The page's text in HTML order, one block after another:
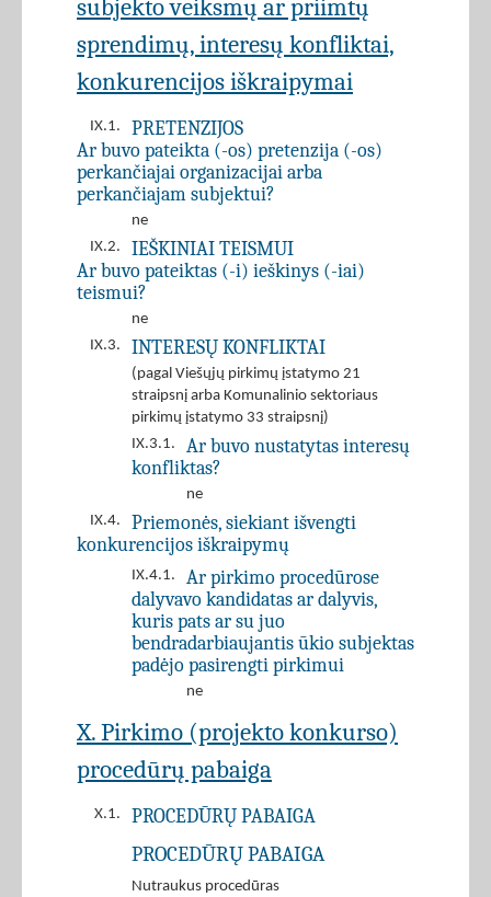
subjekto veiksmų ar priimtų
sprendimų, interesų konfliktai,
konkurencijos iškraipymai
IX.1.
PRETENZIJOS
Ar buvo pateikta (-os) pretenzija (-os)
perkančiajai organizacijai arba
perkančiajam subjektui?
ne
IX.2.
IEŠKINIAI TEISMUI
Ar buvo pateiktas (-i) ieškinys (-iai)
teismui?
ne
IX.3.
INTERESŲ KONFLIKTAI
(pagal Viešųjų pirkimų įstatymo 21
straipsnį arba Komunalinio sektoriaus
pirkimų įstatymo 33 straipsnį)
IX.3.1.
Ar buvo nustatytas interesų
konfliktas?
ne
IX.4.
Priemonės, siekiant išvengti
konkurencijos iškraipymų
IX.4.1.
Ar pirkimo procedūrose
dalyvavo kandidatas ar dalyvis,
kuris pats ar su juo
bendradarbiaujantis ūkio subjektas
padėjo pasirengti pirkimui
ne
X. Pirkimo (projekto konkurso)
procedūrų pabaiga
X.1. PROCEDŪRŲ PABAIGA
PROCEDŪRŲ PABAIGA
Nutraukus procedūras